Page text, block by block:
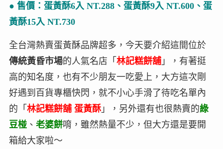
● 售價：蛋黃酥6入 NT.288、蛋黃酥9入 NT.600、蛋
黃酥15入 NT.730
全台灣熱賣蛋黃酥品牌超多，今天要介紹這間位於
傳統黃昏市場的人氣名店「 林記糕餅舖」，有著挺
高的知名度，也有不少朋友一吃愛上，大方這次剛
好遇到百貨專櫃快閃，就不小心手滑了待吃名單內
的「 林記糕餅舖 蛋黃酥」，另外還有也很熱賣的綠
豆椪、 老婆餅唷，雖然熱量不少，但大方還是要開
箱給大家啦～